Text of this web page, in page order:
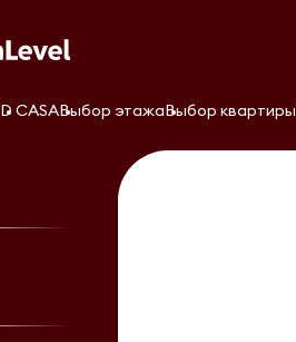
D CASAВыбор этажаВыбор квартиры